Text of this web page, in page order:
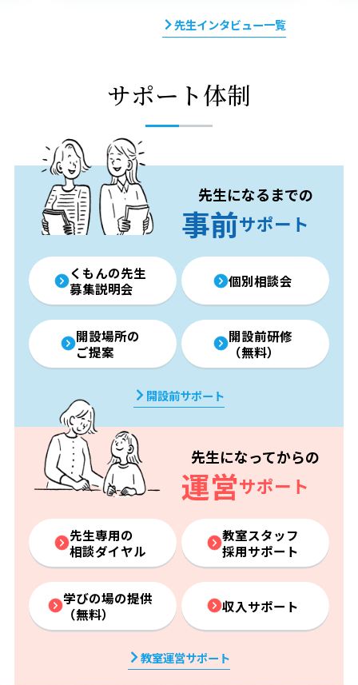
先生インタビュー一覧
サポート体制
先生になるまでの
事前サポート
くもんの先生
募集説明会
個別相談会
開設場所の
ご提案
開設前研修
（無料）
開設前サポート
先生になってからの
運営サポート
先生専用の
相談ダイヤル
教室スタッフ
採用サポート
学びの場の提供
（無料）
収入サポート
教室運営サポート